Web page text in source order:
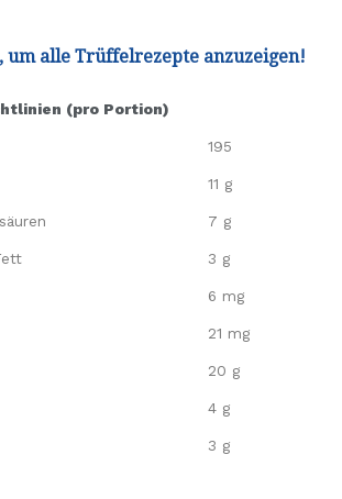
um alle Trüffelrezepte anzuzeigen!
(pro Portion)
195
11 g
7 g
3 g
6 mg
21 mg
20 g
4 g
3 g